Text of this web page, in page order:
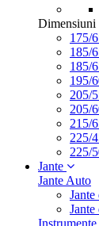
Dimensiuni
175/
185/
185/
195/
205/
205/
215/
225/
225/
Jante
Jante Auto